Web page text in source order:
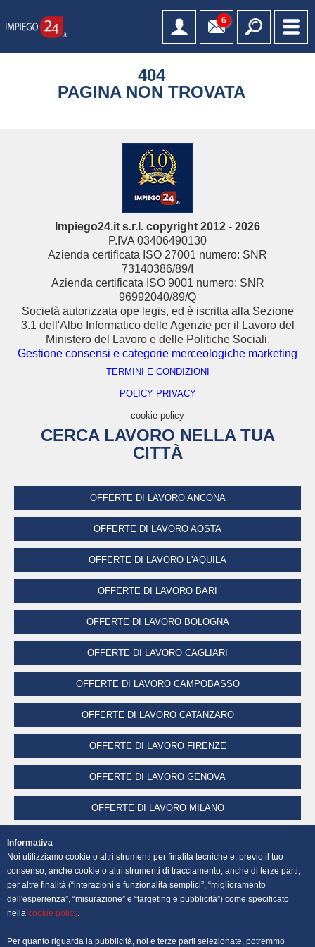
6
404
PAGINA NON TROVATA
Impiego24.it s.r.l. copyright 2012 - 2026
P.IVA 03406490130
Azienda certificata ISO 27001 numero: SNR
73140386/89/I
Azienda certificata ISO 9001 numero: SNR
96992040/89/Q
Società autorizzata ope legis, ed è iscritta alla Sezione
3.1 dell'Albo Informatico delle Agenzie per il Lavoro del
Ministero del Lavoro e delle Politiche Sociali.
Gestione consensi e categorie merceologiche marketing
TERMINI E CONDIZIONI
POLICY PRIVACY
cookie policy
CERCA LAVORO NELLA TUA
CITTÀ
OFFERTE DI LAVORO ANCONA
OFFERTE DI LAVORO AOSTA
OFFERTE DI LAVORO L'AQUILA
OFFERTE DI LAVORO BARI
OFFERTE DI LAVORO BOLOGNA
OFFERTE DI LAVORO CAGLIARI
OFFERTE DI LAVORO CAMPOBASSO
OFFERTE DI LAVORO CATANZARO
OFFERTE DI LAVORO FIRENZE
OFFERTE DI LAVORO GENOVA
OFFERTE DI LAVORO MILANO
OFFERTE DI LAVORO PALERMO
OFFERTE DI LAVORO PERUGIA
Informativa
Noi utilizziamo cookie o altri strumenti per finalità tecniche e, previo il tuo
consenso, anche cookie o altri strumenti di tracciamento, anche di terze parti,
per altre finalità (“interazioni e funzionalità semplici”, “miglioramento
dell'esperienza”, “misurazione” e “targeting e pubblicità”) come specificato
nella cookie policy.
Per quanto riguarda la pubblicità, noi e terze parti selezionate, potremmo